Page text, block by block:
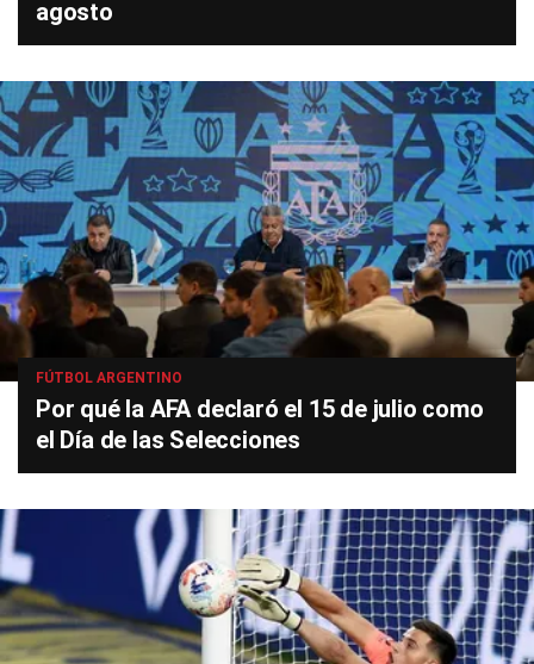
agosto
FÚTBOL ARGENTINO
Por qué la AFA declaró el 15 de julio como
el Día de las Selecciones